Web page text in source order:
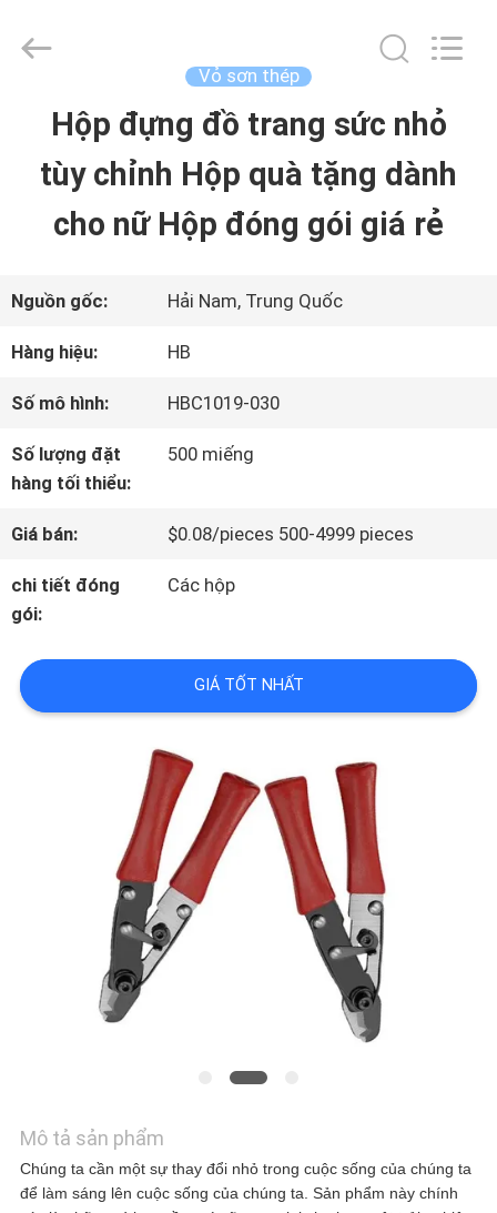
NHÀ
VỀ
CHÚNG
TÔI
THAM
QUAN
NHÀ
MÁY
CHÚNG
TÔI
LuoX
Electric
Developed
Vỏ sơn thép
Hộp đựng đồ trang sức nhỏ
tùy chỉnh Hộp quà tặng dành
cho nữ Hộp đóng gói giá rẻ
Nguồn gốc: Hải Nam, Trung Quốc
Hàng hiệu: HB
Số mô hình: HBC1019-030
Số lượng đặt
hàng tối thiểu:
500 miếng
Giá bán: $0.08/pieces 500-4999 pieces
chi tiết đóng
gói:
Các hộp
GIÁ TỐT NHẤT
Mô tả sản phẩm
Chúng ta cần một sự thay đổi nhỏ trong cuộc sống của chúng ta
để làm sáng lên cuộc sống của chúng ta. Sản phẩm này chính